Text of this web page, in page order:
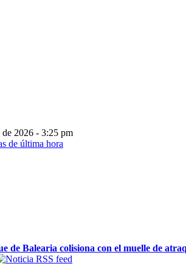
de 2026 - 3:25 pm
de Balearia colisiona con el muelle de